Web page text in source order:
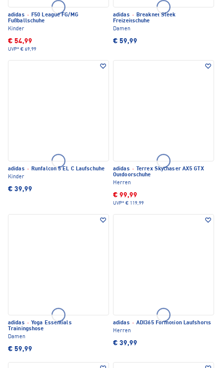
adidas · F50 League FG/MG
Fußballschuhe
Kinder
€ 54,99
UVP* € 69,99
adidas · Breaknet Sleek
Freizeitschuhe
Damen
€ 59,99
adidas · Runfalcon 5 EL C Laufschuhe
Kinder
€ 39,99
adidas ·
Terrex Skychaser AX5 GTX
Outdoorschuhe
Herren
€ 99,99
UVP* € 119,99
adidas · Yoga Essentials
Trainingshose
Damen
€ 59,99
adidas · ADI365 Formotion Laufshorts
Herren
€ 39,99